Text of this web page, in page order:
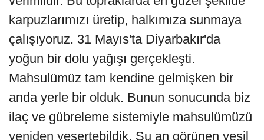
karpuzlarımızı üretip, halkımıza sunmaya
çalışıyoruz. 31 Mayıs'ta Diyarbakır'da
yoğun bir dolu yağışı gerçekleşti.
Mahsulümüz tam kendine gelmişken bir
anda yerle bir olduk. Bunun sonucunda biz
ilaç ve gübreleme sistemiyle mahsulümüzü
yeniden yeşertebildik. Şu an görünen yeşil